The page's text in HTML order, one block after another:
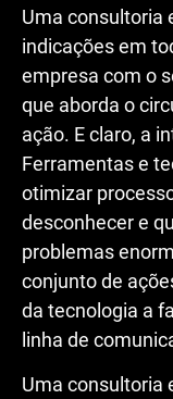
Uma consultoria
indicações em
empresa com o
que aborda o
ação. E claro, a
Ferramentas e
otimizar
desconhecer e
problemas
conjunto de
da tecnologia a
linha de
Uma consultoria